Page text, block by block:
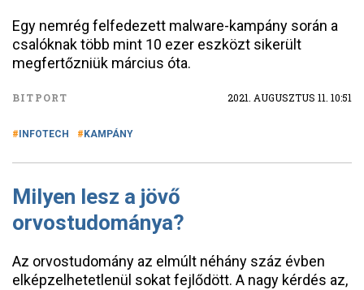
Egy nemrég felfedezett malware-kampány során a
csalóknak több mint 10 ezer eszközt sikerült
megfertőzniük március óta.
BITPORT 2021. AUGUSZTUS 11. 10:51
INFOTECH KAMPÁNY
Milyen lesz a jövő
orvostudománya?
Az orvostudomány az elmúlt néhány száz évben
elképzelhetetlenül sokat fejlődött. A nagy kérdés az,